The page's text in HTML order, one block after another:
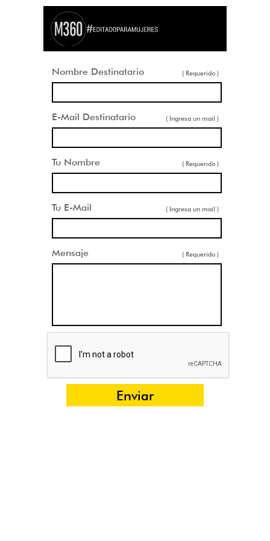
Nombre Destinatario ( Requerido )
E-Mail Destinatario ( Ingresa un mail )
Tu Nombre ( Requerido )
Tu E-Mail ( Ingresa un mail )
Mensaje ( Requerido )